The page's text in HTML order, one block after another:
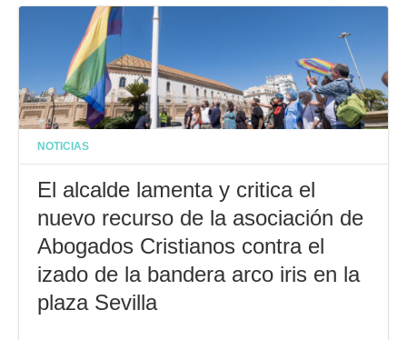
NOTICIAS
El alcalde lamenta y critica el
nuevo recurso de la asociación de
Abogados Cristianos contra el
izado de la bandera arco iris en la
plaza Sevilla